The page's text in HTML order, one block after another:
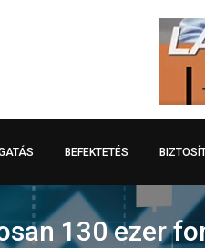
BEFEKTETÉS
130 ezer